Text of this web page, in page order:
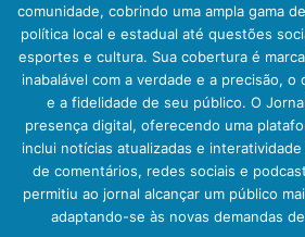
comunidade, cobrindo uma ampla gama
política local e estadual até questões
esportes e cultura. Sua cobertura é
inabalável com a verdade e a precisão, o
e a fidelidade de seu público. O
presença digital, oferecendo uma
inclui notícias atualizadas e
de comentários, redes sociais e
permitiu ao jornal alcançar um público
adaptando-se às novas demandas